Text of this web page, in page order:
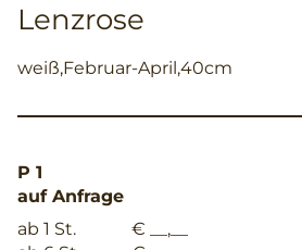
Lenzrose
weiß,Februar-April,40cm
P 1
auf Anfrage
ab 1 St.
€ __,__